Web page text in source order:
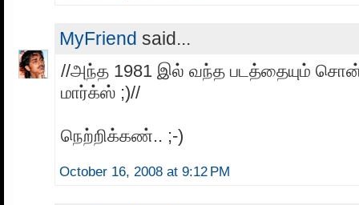
MyFriend said...
//அந்த 1981 இல் வந்த படத்தையும்
மார்க்ஸ் ;)//
நெற்றிக்கண்.. ;-)
October 16, 2008 at 9:12 PM